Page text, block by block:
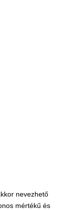
nevezhető
mértékű és